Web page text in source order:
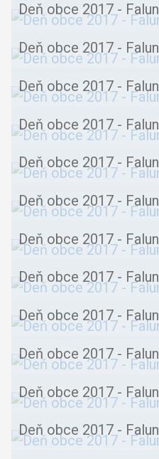
Deň obce 2017 -
Deň obce 2017 -
Deň obce 2017 -
Deň obce 2017 -
Deň obce 2017 -
Deň obce 2017 -
Deň obce 2017 -
Deň obce 2017 -
Deň obce 2017 -
Deň obce 2017 -
Deň obce 2017 -
Deň obce 2017 -